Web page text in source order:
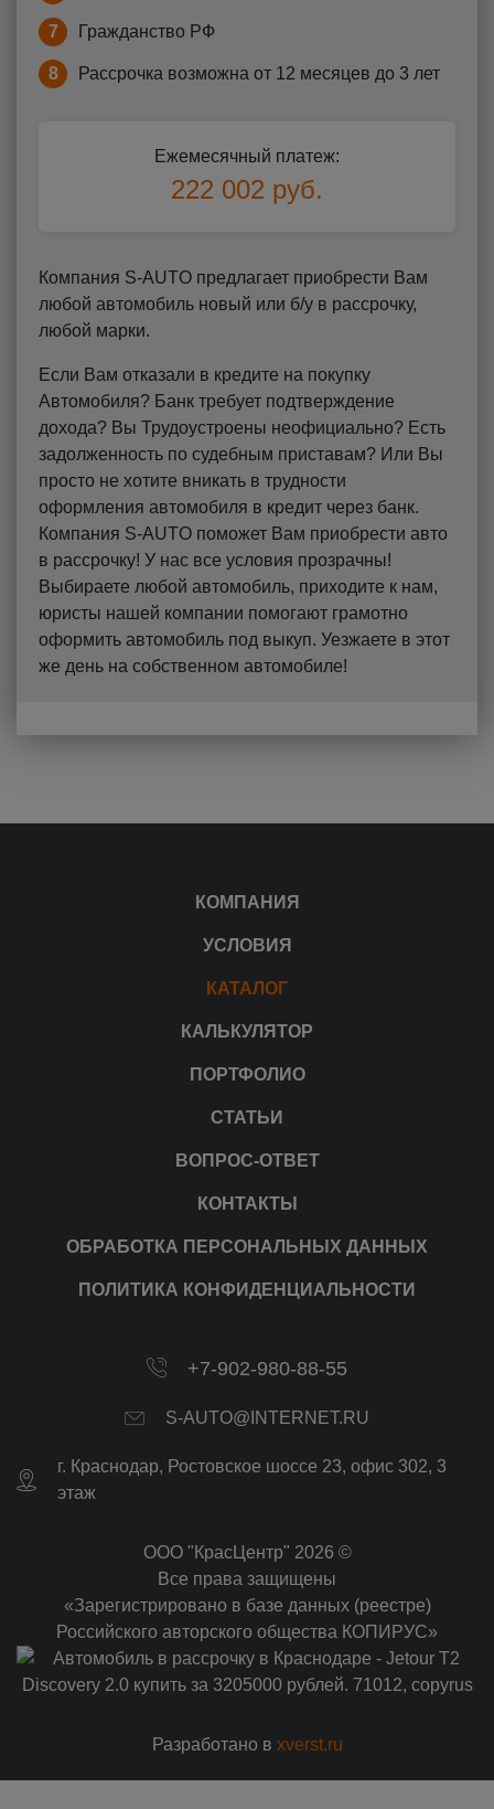
7 Гражданство РФ
8 Рассрочка возможна от 12 месяцев до 3 лет
Ежемесячный платеж:
222 002 руб.
Компания S-AUTO предлагает приобрести Вам
любой автомобиль новый или б/у в рассрочку,
любой марки.
Если Вам отказали в кредите на покупку
Автомобиля? Банк требует подтверждение
дохода? Вы Трудоустроены неофициально? Есть
задолженность по судебным приставам? Или Вы
просто не хотите вникать в трудности
оформления автомобиля в кредит через банк.
Компания S-AUTO поможет Вам приобрести авто
в рассрочку! У нас все условия прозрачны!
Выбираете любой автомобиль, приходите к нам,
юристы нашей компании помогают грамотно
оформить автомобиль под выкуп. Уезжаете в этот
же день на собственном автомобиле!
КОМПАНИЯ
УСЛОВИЯ
КАТАЛОГ
КАЛЬКУЛЯТОР
ПОРТФОЛИО
СТАТЬИ
ВОПРОС-ОТВЕТ
КОНТАКТЫ
ОБРАБОТКА ПЕРСОНАЛЬНЫХ ДАННЫХ
ПОЛИТИКА КОНФИДЕНЦИАЛЬНОСТИ
+7-902-980-88-55
S-AUTO@INTERNET.RU
г. Краснодар, Ростовское шоссе 23, офис 302, 3
этаж
ООО "КрасЦентр" 2026 ©
Все права защищены
«Зарегистрировано в базе данных (реестре)
Российского авторского общества КОПИРУС»
Разработано в xverst.ru